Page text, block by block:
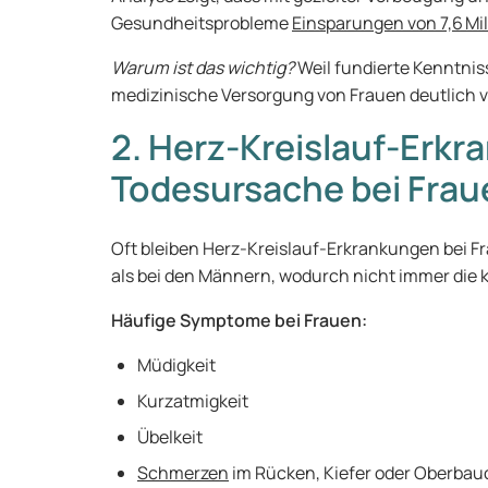
GesundheitsproblemeEinsparungen von 7,6
Warum ist das wichtig?Weil fundierte
medizinische Versorgung von Frauen deutlich
2. Herz-Kreislauf-
Todesursache bei
Oft bleiben Herz-Kreislauf-Erkrankungen bei
als bei den Männern, wodurch nicht immer
Häufige Symptome bei Frauen:
Müdigkeit
Kurzatmigkeit
Übelkeit
Schmerzen im Rücken, Kiefer oder